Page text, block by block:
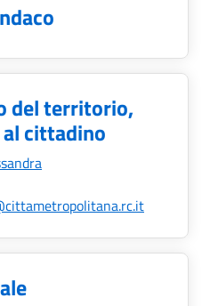
del territorio,
cittadino